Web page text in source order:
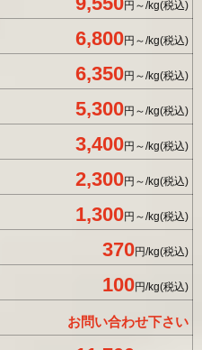
円～/kg(税込)
6,800円～/kg(税込)
6,350円～/kg(税込)
5,300円～/kg(税込)
3,400円～/kg(税込)
2,300円～/kg(税込)
1,300円～/kg(税込)
370円/kg(税込)
100円/kg(税込)
お問い合わせ下さい